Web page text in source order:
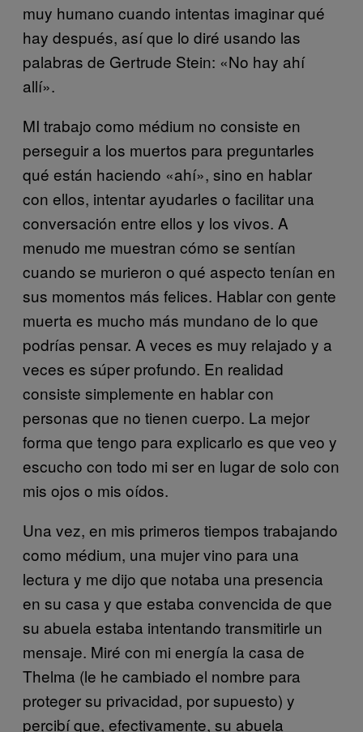
muy humano cuando intentas imaginar qué
hay después, así que lo diré usando las
palabras de Gertrude Stein: «No hay ahí
allí».
MI trabajo como médium no consiste en
perseguir a los muertos para preguntarles
qué están haciendo «ahí», sino en hablar
con ellos, intentar ayudarles o facilitar una
conversación entre ellos y los vivos. A
menudo me muestran cómo se sentían
cuando se murieron o qué aspecto tenían en
sus momentos más felices. Hablar con gente
muerta es mucho más mundano de lo que
podrías pensar. A veces es muy relajado y a
veces es súper profundo. En realidad
consiste simplemente en hablar con
personas que no tienen cuerpo. La mejor
forma que tengo para explicarlo es que veo y
escucho con todo mi ser en lugar de solo con
mis ojos o mis oídos.
Una vez, en mis primeros tiempos trabajando
como médium, una mujer vino para una
lectura y me dijo que notaba una presencia
en su casa y que estaba convencida de que
su abuela estaba intentando transmitirle un
mensaje. Miré con mi energía la casa de
Thelma (le he cambiado el nombre para
proteger su privacidad, por supuesto) y
percibí que, efectivamente, su abuela